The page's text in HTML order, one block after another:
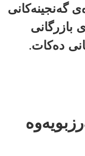
گەنجینەکانی
بازرگانی
دەکات.